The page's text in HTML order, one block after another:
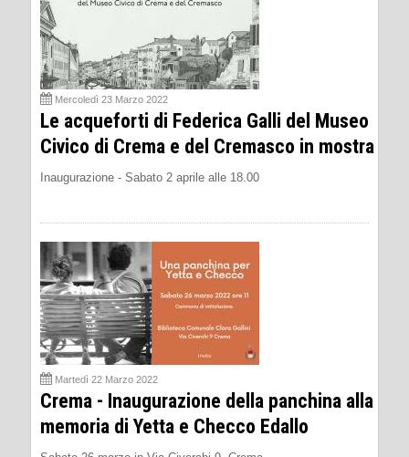
Mercoledì 23 Marzo 2022
Le acqueforti di Federica Galli del Museo
Civico di Crema e del Cremasco in mostra
Inaugurazione - Sabato 2 aprile alle 18.00
Martedì 22 Marzo 2022
Crema - Inaugurazione della panchina alla
memoria di Yetta e Checco Edallo